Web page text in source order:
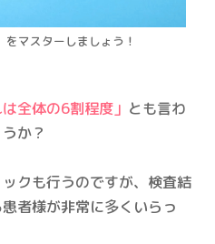
マスターしましょう！
全体の6割程度」 とも言わ
か？
クも行うのですが、検査結
者様が非常に多くいらっ